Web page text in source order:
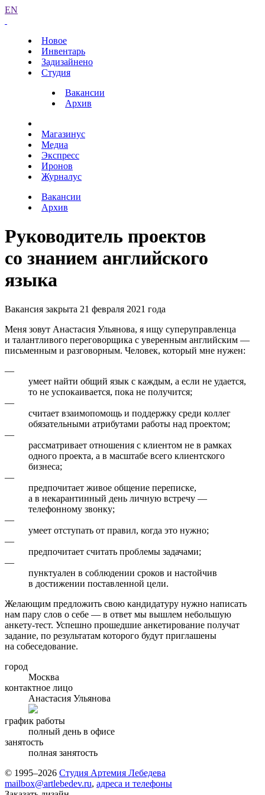
EN
Новое
Инвентарь
Задизайнено
Студия
Вакансии
Архив
Магазинус
Медиа
Экспресс
Иронов
Журналус
Вакансии
Архив
Руководитель проектов
со знанием английского
языка
Вакансия закрыта 21 февраля 2021 года
Меня зовут Анастасия Ульянова, я ищу суперуправленца
и талантливого переговорщика с уверенным английским —
письменным и разговорным. Человек, который мне нужен:
—
умеет найти общий язык с каждым, а если не удается,
то не успокаивается, пока не получится;
—
считает взаимопомощь и поддержку среди коллег
обязательными атрибутами работы над проектом;
—
рассматривает отношения с клиентом не в рамках
одного проекта, а в масштабе всего клиентского
бизнеса;
—
предпочитает живое общение переписке,
а в некарантинный день личную встречу —
телефонному звонку;
—
умеет отступать от правил, когда это нужно;
—
предпочитает считать проблемы задачами;
—
пунктуален в соблюдении сроков и настойчив
в достижении поставленной цели.
Желающим предложить свою кандидатуру нужно написать
нам пару слов о себе — в ответ мы вышлем небольшую
анкету-тест. Успешно прошедшие анкетирование получат
задание, по результатам которого будут приглашены
на собеседование.
город
Москва
контактное лицо
Анастасия Ульянова
график работы
полный день в офисе
занятость
полная занятость
© 1995–2026 Студия Артемия Лебедева
mailbox@artlebedev.ru, адреса и телефоны